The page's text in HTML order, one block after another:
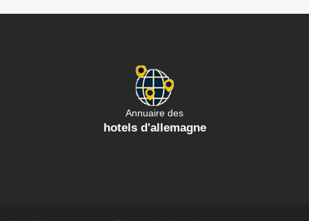
Annuaire des
hotels d'allemagne